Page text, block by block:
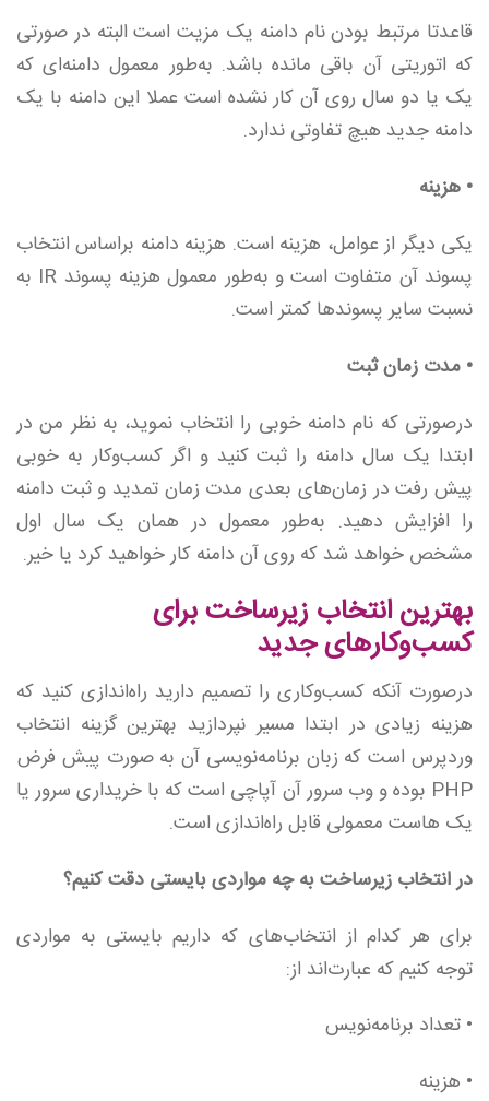
قاعدتا مرتبط بودن نام دامنه یک مزیت است البته در صورتی
که اتوریتی آن باقی مانده باشد. به‌طور معمول دامنه‌ای که
یک یا دو سال روی آن کار نشده است عملا این دامنه با یک
دامنه جدید هیچ تفاوتی ندارد.
• هزینه
یکی دیگر از عوامل، هزینه است. هزینه دامنه براساس انتخاب
پسوند آن متفاوت است و به‌طور معمول هزینه پسوند IR به
نسبت سایر پسوندها کمتر است.
• مدت زمان ثبت
درصورتی که نام دامنه خوبی را انتخاب نموید، به نظر من در
ابتدا یک سال دامنه را ثبت کنید و اگر کسب‌وکار به خوبی
پیش رفت در زمان‌های بعدی مدت زمان تمدید و ثبت دامنه
را افزایش دهید. به‌طور معمول در همان یک سال اول
مشخص خواهد شد که روی آن دامنه کار خواهید کرد یا خیر.
بهترین انتخاب زیرساخت برای
کسب‌و‌کارهای جدید
درصورت آنکه کسب‌وکاری را تصمیم دارید راه‌اندازی کنید که
هزینه زیادی در ابتدا مسیر نپردازید بهترین گزینه انتخاب
وردپرس است که زبان برنامه‌نویسی آن به صورت پیش فرض
PHP بوده و وب سرور آن آپاچی است که با خریداری سرور یا
یک هاست معمولی قابل راه‌اندازی است.
در انتخاب‌ زیرساخت به چه مواردی بایستی دقت کنیم؟
برای هر کدام از انتخاب‌های که داریم بایستی به مواردی
توجه کنیم که عبارت‌اند از:
• تعداد برنامه‌نویس
• هزینه